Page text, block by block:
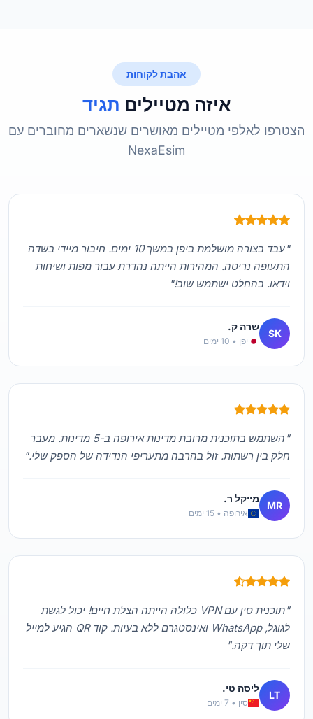
אהבת לקוחות
איזה מטיילים תגיד
הצטרפו לאלפי מטיילים מאושרים שנשארים מחוברים עם
NexaEsim
"עבד בצורה מושלמת ביפן במשך 10 ימים. חיבור מיידי בשדה
התעופה נריטה. המהירות הייתה נהדרת עבור מפות ושיחות
וידאו. בהחלט ישתמש שוב!"
SK
שרה ק.
יפן • 10 ימים
"השתמש בתוכנית מרובת מדינות אירופה ב-5 מדינות. מעבר
חלק בין רשתות. זול בהרבה מתעריפי הנדידה של הספק שלי."
MR
מייקל ר.
אירופה • 15 ימים
"תוכנית סין עם VPN כלולה הייתה הצלת חיים! יכול לגשת
לגוגל, WhatsApp ואינסטגרם ללא בעיות. קוד QR הגיע למייל
שלי תוך דקה."
LT
ליסה טי.
סין • 7 ימים